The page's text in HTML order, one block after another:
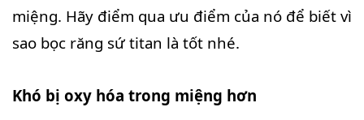
miệng. Hãy điểm qua ưu điểm của nó để biết vì
sao bọc răng sứ titan là tốt nhé.
Khó bị oxy hóa trong miệng hơn